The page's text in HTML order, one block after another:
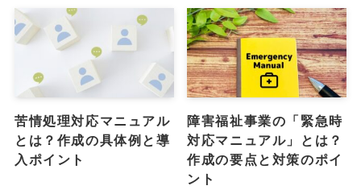
苦情処理対応マニュアル
とは？作成の具体例と導
入ポイント
障害福祉事業の「緊急時
対応マニュアル」とは？
作成の要点と対策のポイ
ント